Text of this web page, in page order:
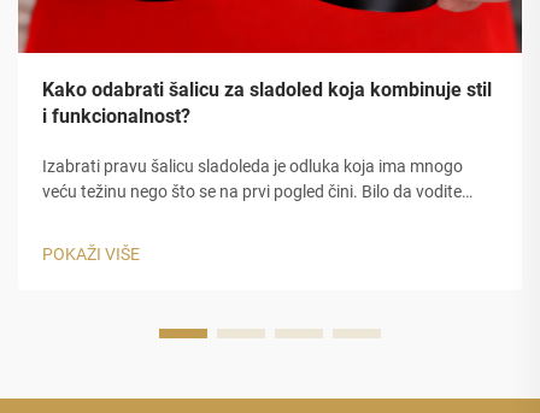
Kako odabrati šalicu za sladoled koja kombinuje stil
i funkcionalnost?
Izabrati pravu šalicu sladoleda je odluka koja ima mnogo
veću težinu nego što se na prvi pogled čini. Bilo da vodite
veliku ugostiteljsku tvrtku, šalica koju izaberete bit će...
POKAŽI VIŠE